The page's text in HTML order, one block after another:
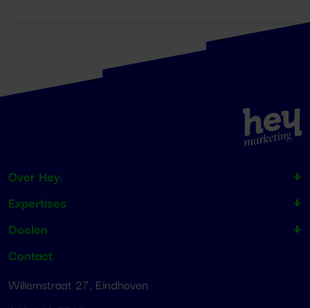
Over Hey.
Expertises
Doelen
Contact
Willemstraat 27, Eindhoven